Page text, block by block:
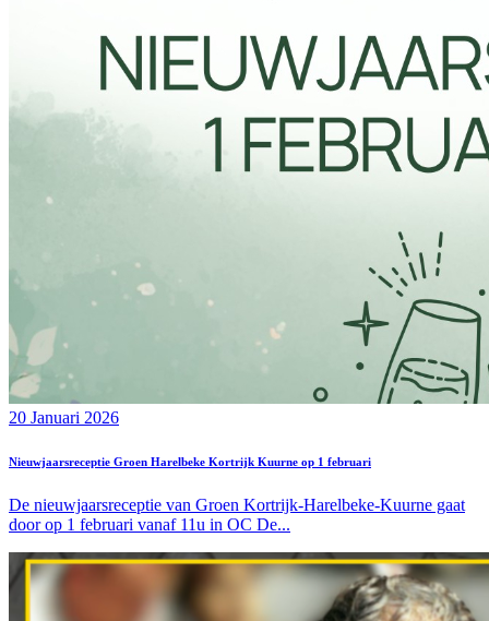
20 Januari 2026
Nieuwjaarsreceptie Groen Harelbeke Kortrijk Kuurne op 1 februari
De nieuwjaarsreceptie van Groen Kortrijk-Harelbeke-Kuurne gaat
door op 1 februari vanaf 11u in OC De...